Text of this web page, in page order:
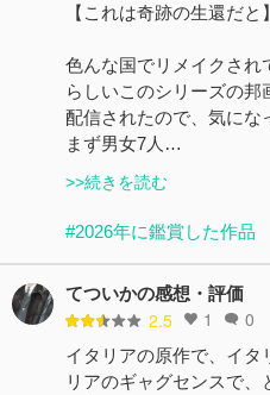
【これは奇跡の生還だと
色んな国でリメイクされ
らしいこのシリーズの
配信されたので、気にな
まず男女7人…
>>続きを読む
#2026年に鑑賞した作品
てついかの感想・評価
2.5 1 0
イタリアの原作で、イタ
リアのギャグセンスで